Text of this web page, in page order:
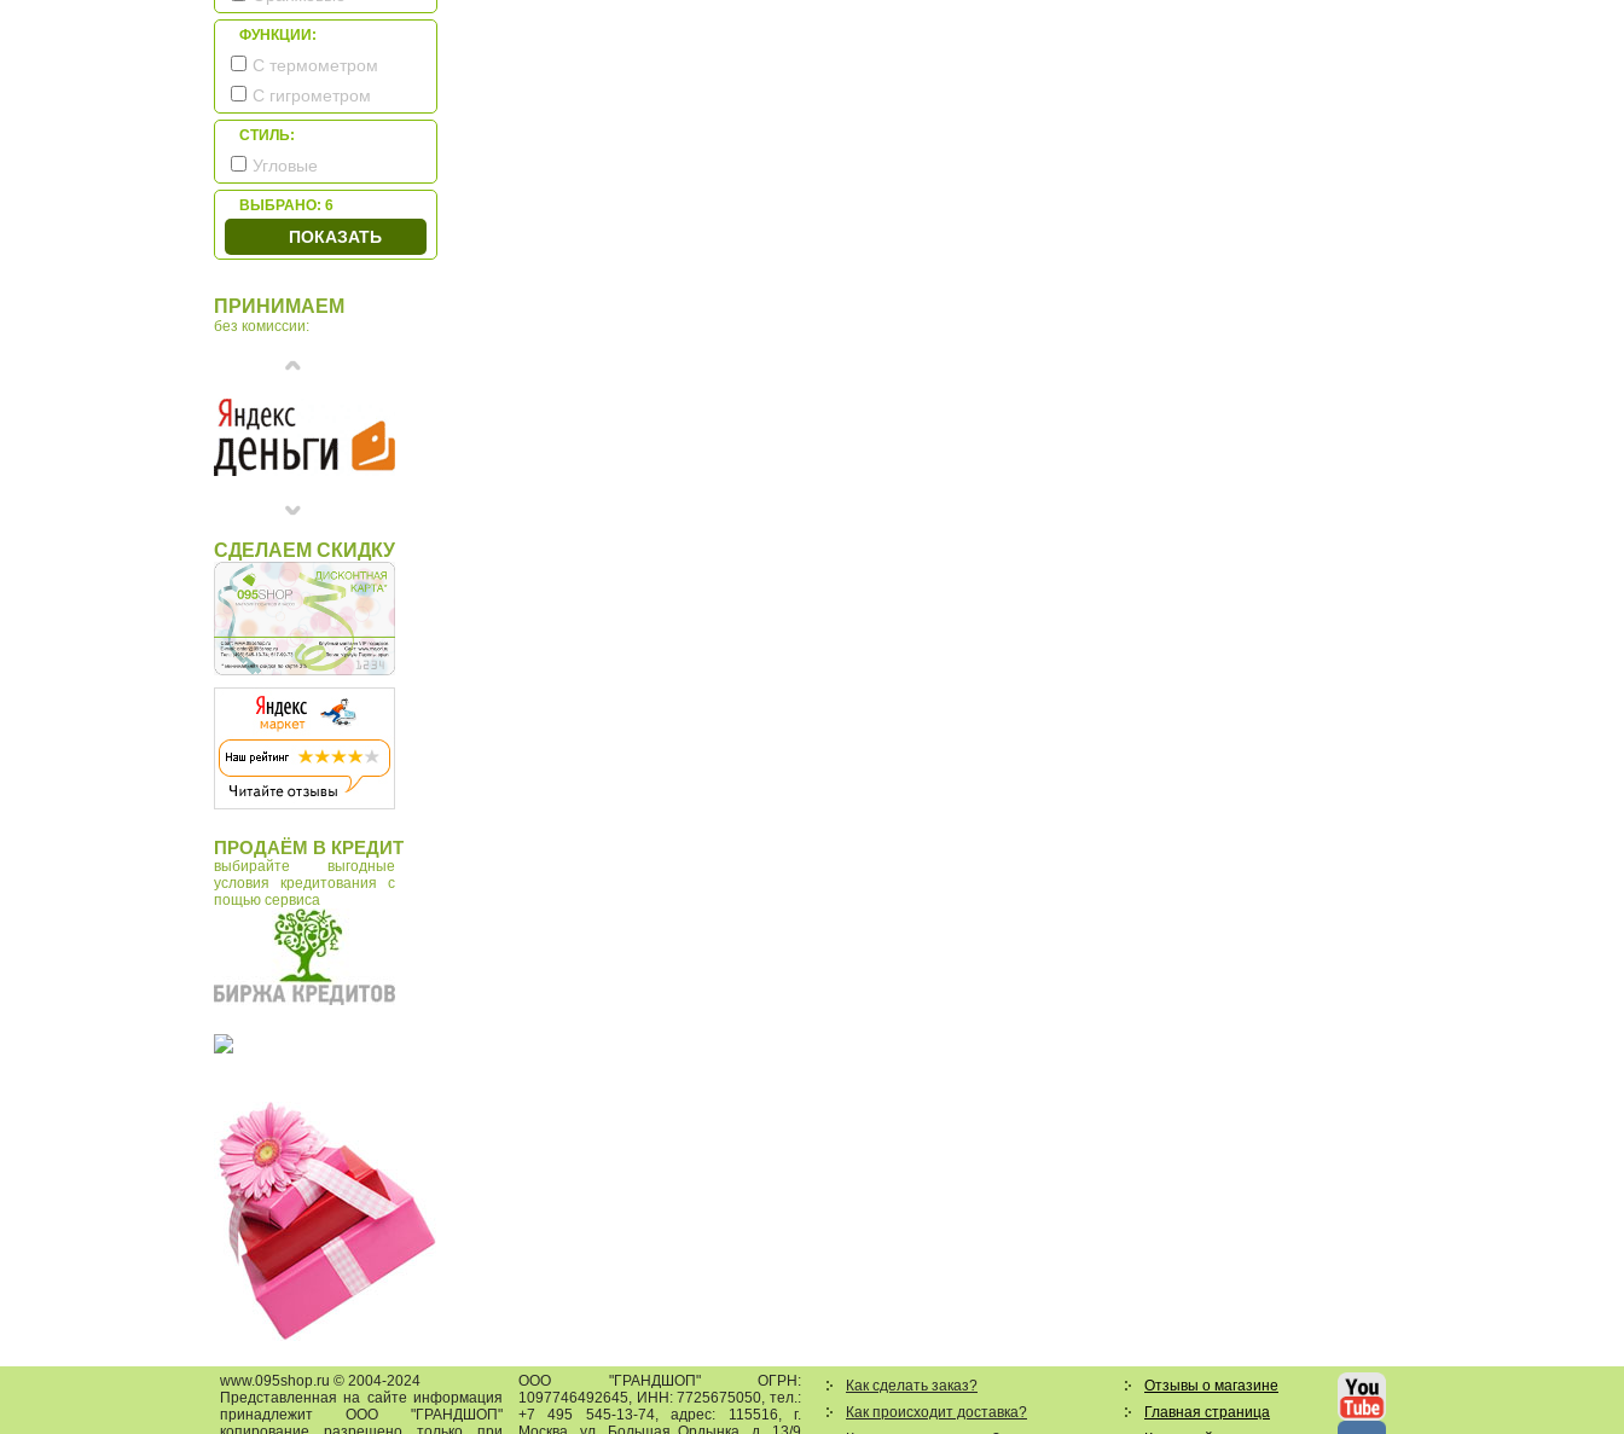
ФУНКЦИИ:
С термометром
С гигрометром
СТИЛЬ:
Угловые
ВЫБРАНО: 6
ПОКАЗАТЬ
ПРИНИМАЕМ
без комиссии:
СДЕЛАЕМ СКИДКУ
ПРОДАЁМ В КРЕДИТ
выбирайте выгодные
условия кредитования с
пощью сервиса
www.095shop.ru © 2004-2024
Представленная на сайте информация
принадлежит ООО "ГРАНДШОП"
ООО "ГРАНДШОП"ОГРН:
1097746492645, ИНН: 7725675050, тел.:
+7 495 545-13-74,адрес: 115516,г.
Как сделать заказ?
Как происходит доставка?
Отзывы о магазине
Главная страница